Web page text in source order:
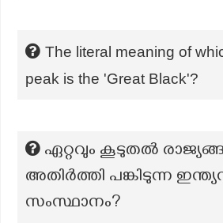
The literal meaning of
peak is the 'Great Black'?
ഏറ്റവും കൂടുതല്‍
അതിര്‍ത്തി പങ്കിടുന്ന
സംസ്ഥാനം?